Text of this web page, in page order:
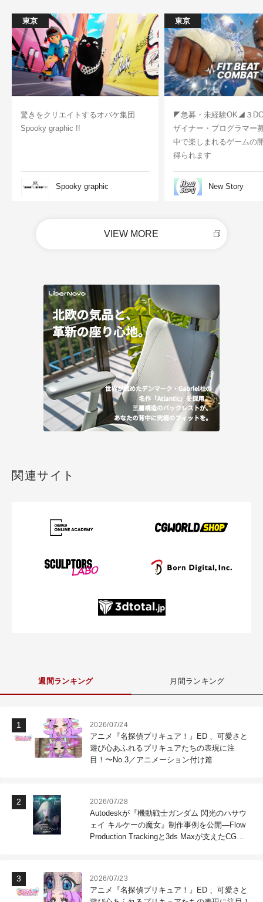
東京
驚きをクリエイトするオバケ集団
Spooky graphic !!
Spooky graphic
東京
◤急募・未経験OK◢３
ザイナー・プログラマー
中で楽しまれるゲームの
得られます
New Story
VIEW MORE
関連サイト
週間ランキング 月間ランキング
2026/07/24
アニメ『名探偵プリキュア！』ED 、可愛さと
遊び心あふれるプリキュアたちの表現に注
目！〜No.3／アニメーション付け篇
2026/07/28
Autodeskが『機動戦士ガンダム 閃光のハサウ
ェイ キルケーの魔女』制作事例を公開―Flow
Production Trackingと3ds Maxが支えたCG制
2026/07/23
アニメ『名探偵プリキュア！』ED 、可愛さと